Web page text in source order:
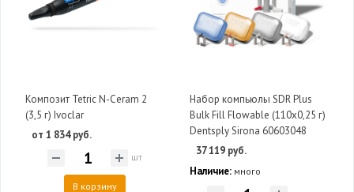
Композит Tetric N-Ceram 2
(3,5 г) Ivoclar
от 1 834 руб.
шт
В корзину
Набор компьюлы SDR Plus
Bulk Fill Flowable (110х0,25 г)
Dentsply Sirona 60603048
37 119 руб.
Наличие: много